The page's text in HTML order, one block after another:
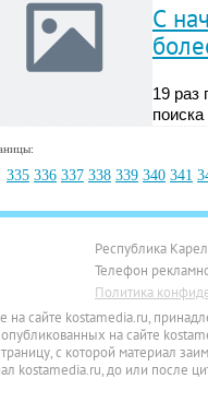
С
19 раз
335 336 337 338 339 340 341
Республика
Телефон
Политика
сайте kostamedia.ru,
на сайте
с которой материал
kostamedia.ru, до или после